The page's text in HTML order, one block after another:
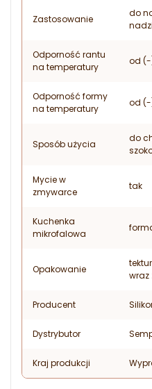
Zastosowanie
do
Odporność rantu
na temperatury
od (-
Odporność formy
na temperatury
od (-
Sposób użycia
do
Mycie w
zmywarce
tak
Kuchenka
mikrofalowa
Opakowanie
wraz
Producent
Dystrybutor
Kraj produkcji